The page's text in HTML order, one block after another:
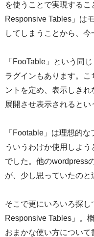
を使うことで実現する
Responsive Tables」は
してしまうことから、今
「FooTable」という同
ラグインもあります。
ントを定め、表示しき
展開させ表示されるとい
「Footable」は理想的
ういうわけか使用しよ
でした。他のwordpress
が、少し思っていたのと
そこで更にいろいろ探
Responsive Tables」。
おまかな使い方について